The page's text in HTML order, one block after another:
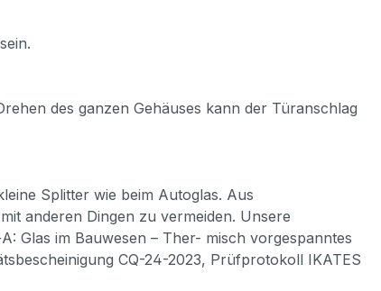
des ganzen Gehäuses kann der Türanschlag
Splitter wie beim Autoglas. Aus
anderen Dingen zu vermeiden. Unsere
Glas im Bauwesen – Ther- misch vorgespanntes
CQ-24-2023, Prüfprotokoll IKATES